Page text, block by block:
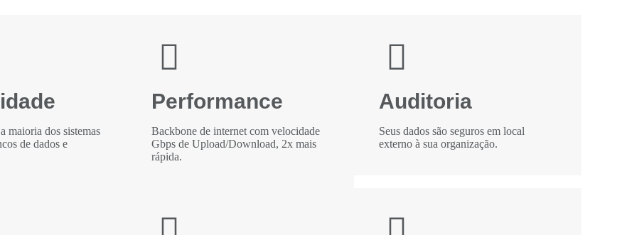
maioria dos sistemas
de dados e
Performance
Backbone de internet com velocidade
Gbps de Upload/Download, 2x mais
rápida.
Auditoria
Seus dados são seguros em local
externo à sua organização.